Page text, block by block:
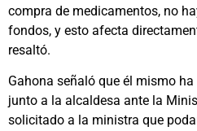
compra de medicamentos, no
fondos, y esto afecta
resaltó.
Gahona señaló que él mismo
junto a la alcaldesa ante la
solicitado a la ministra que